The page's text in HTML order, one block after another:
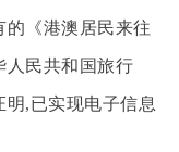
的《港澳居民来往
人民共和国旅行
,已实现电子信息